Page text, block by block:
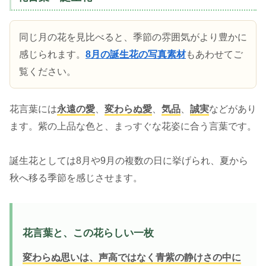
同じ月の花を見比べると、季節の雰囲気がより豊かに
感じられます。 8月の誕生花の写真素材もあわせてご
覧ください。
花言葉には永遠の愛 変わらぬ愛 気品 誠実などがあり
ます。紫の上品な色と、まっすぐな花姿に合う言葉です。
誕生花としては8月や9月の複数の日に挙げられ、夏から
秋へ移る季節を感じさせます。
花言葉と、この花らしい一枚
変わらぬ思いは、声高ではなく青紫の静けさの中に